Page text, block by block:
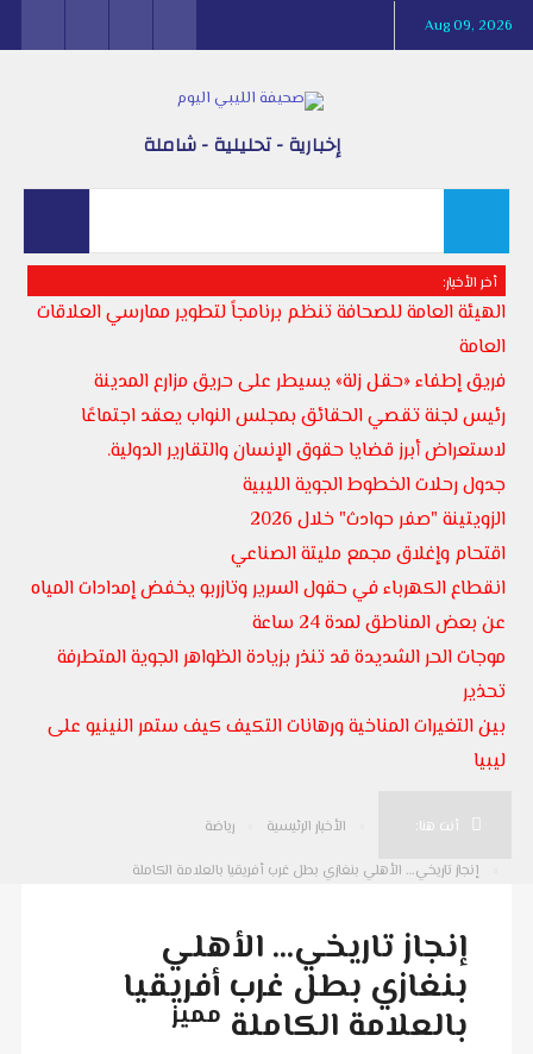
Aug 09, 2026
إخبارية - تحليلية - شاملة
أخر الأخبار:
الهيئة العامة للصحافة تنظم برنامجاً لتطوير ممارسي العلاقات
العامة
فريق إطفاء «حقل زلة» يسيطر على حريق مزارع المدينة
رئيس لجنة تقصي الحقائق بمجلس النواب يعقد اجتماعًا
لاستعراض أبرز قضايا حقوق الإنسان والتقارير الدولية.
جدول رحلات الخطوط الجوية الليبية
الزويتينة "صفر حوادث" خلال 2026
اقتحام وإغلاق مجمع مليتة الصناعي
انقطاع الكهرباء في حقول السرير وتازربو يخفض إمدادات المياه
عن بعض المناطق لمدة 24 ساعة
موجات الحر الشديدة قد تنذر بزيادة الظواهر الجوية المتطرفة
تحذير
بين التغيرات المناخية ورهانات التكيف كيف ستمر النينيو على
ليبيا
أنت هنا: الأخبار الرئيسية
رياضة
إنجاز تاريخي… الأهلي بنغازي بطل غرب أفريقيا بالعلامة الكاملة
إنجاز تاريخي… الأهلي
بنغازي بطل غرب أفريقيا
بالعلامة الكاملة مميز